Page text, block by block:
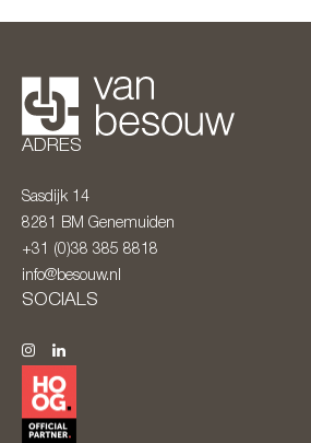
ADRES
Sasdijk 14
8281 BM Genemuiden
+31 (0)38 385 8818
info@besouw.nl
SOCIALS